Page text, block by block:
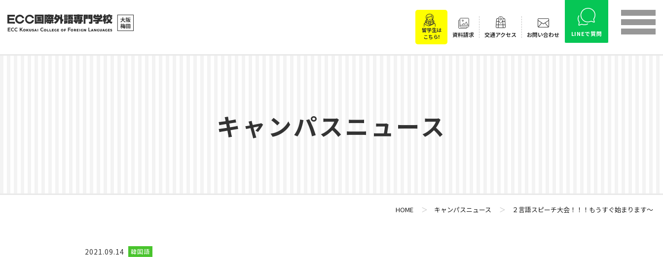
留学生は
こちら!
資料請求 交通アクセス お問い合わせ LINEで質問
キャンパスニュース
HOME ＞ キャンパスニュース ＞ ２言語スピーチ大会！！！もうすぐ始まります～
2021.09.14 韓国語